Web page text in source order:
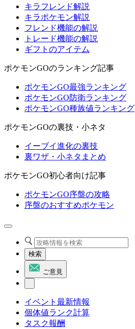
キラフレンド解説
キラポケモン解説
フレンド機能の解説
トレード機能の解説
ギフトのアイテム
ポケモンGOのランキング記事
ポケモンGO最強ランキング
ポケモンGO防衛ランキング
ポケモンGO種族値ランキング
ポケモンGOの裏技・小ネタ
イーブイ進化の裏技
裏ワザ・小ネタまとめ
ポケモンGO初心者向け記事
ポケモンGO序盤の攻略
序盤のおすすめポケモン
検索
ご意見
イベント最新情報
個体値ランク計算
タスク報酬